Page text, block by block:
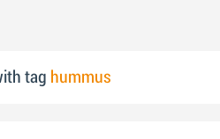
tag hummus